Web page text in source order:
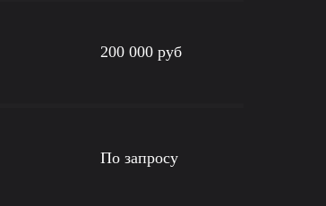
200 000 руб
По запросу